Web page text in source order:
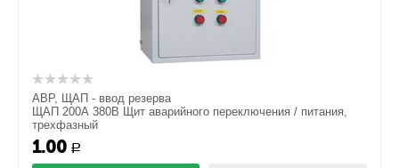
АВР, ЩАП - ввод резерва
ЩАП 200А 380В Щит аварийного переключения / питания,
трехфазный
1.00 Р